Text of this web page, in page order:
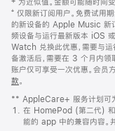
页
页
脚
注
‡ 为近似值。金额可能随时间变
⁺ 仅限新订阅用户。免费试用
的新设备的 Apple Music 新
频设备与运行最新版本 iOS
Watch 兑换此优惠，需要与
备激活后，需要在 3 个月内领
账户仅可享受一次优惠。会员
款。
窗
口
中
** AppleCare+ 服务计划可为
在 HomePod (第二代) 和
能的 app 中的兼容内容。